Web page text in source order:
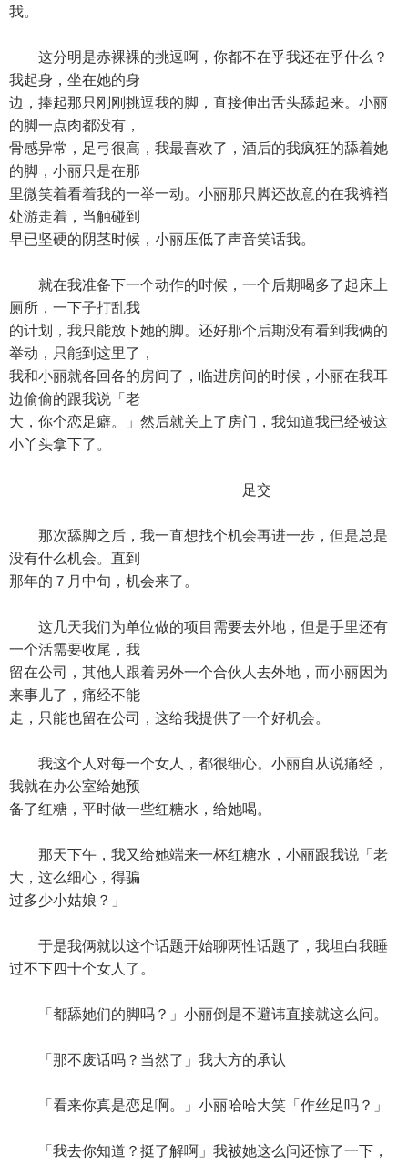
我。
这分明是赤裸裸的挑逗啊，你都不在乎我还在乎什么？
我起身，坐在她的身
边，捧起那只刚刚挑逗我的脚，直接伸出舌头舔起来。小丽
的脚一点肉都没有，
骨感异常，足弓很高，我最喜欢了，酒后的我疯狂的舔着她
的脚，小丽只是在那
里微笑着看着我的一举一动。小丽那只脚还故意的在我裤裆
处游走着，当触碰到
早已坚硬的阴茎时候，小丽压低了声音笑话我。
就在我准备下一个动作的时候，一个后期喝多了起床上
厕所，一下子打乱我
的计划，我只能放下她的脚。还好那个后期没有看到我俩的
举动，只能到这里了，
我和小丽就各回各的房间了，临进房间的时候，小丽在我耳
边偷偷的跟我说「老
大，你个恋足癖。」然后就关上了房门，我知道我已经被这
小丫头拿下了。
足交
那次舔脚之后，我一直想找个机会再进一步，但是总是
没有什么机会。直到
那年的７月中旬，机会来了。
这几天我们为单位做的项目需要去外地，但是手里还有
一个活需要收尾，我
留在公司，其他人跟着另外一个合伙人去外地，而小丽因为
来事儿了，痛经不能
走，只能也留在公司，这给我提供了一个好机会。
我这个人对每一个女人，都很细心。小丽自从说痛经，
我就在办公室给她预
备了红糖，平时做一些红糖水，给她喝。
那天下午，我又给她端来一杯红糖水，小丽跟我说「老
大，这么细心，得骗
过多少小姑娘？」
于是我俩就以这个话题开始聊两性话题了，我坦白我睡
过不下四十个女人了。
「都舔她们的脚吗？」小丽倒是不避讳直接就这么问。
「那不废话吗？当然了」我大方的承认
「看来你真是恋足啊。」小丽哈哈大笑「作丝足吗？」
「我去你知道？挺了解啊」我被她这么问还惊了一下，